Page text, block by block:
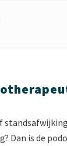
Dan is de